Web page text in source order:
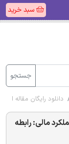
سبد خرید
جستجو
دانلود رایگان مقاله
مالی: رابطه